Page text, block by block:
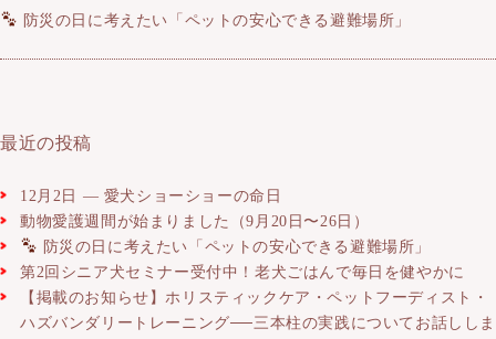
防災の日に考えたい「ペットの安心できる避難場所」
最近の投稿
12月2日 ― 愛犬ショーショーの命日
動物愛護週間が始まりました（9月20日〜26日）
防災の日に考えたい「ペットの安心できる避難場所」
第2回シニア犬セミナー受付中！老犬ごはんで毎日を健やかに
【掲載のお知らせ】ホリスティックケア・ペットフーディスト・
ハズバンダリートレーニング──三本柱の実践についてお話ししま